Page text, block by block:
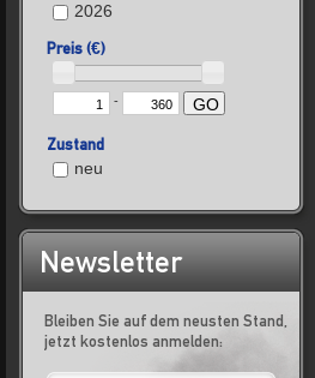
2026
Preis (€)
- GO
Zustand
neu
Newsletter
Bleiben Sie auf dem neusten Stand,
jetzt kostenlos anmelden: